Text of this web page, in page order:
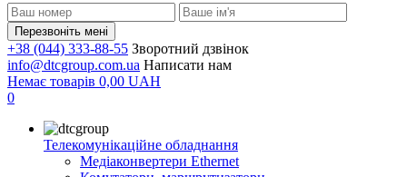
Перезвоніть мені
+38 (044) 333-88-55 Зворотний дзвінок
info@dtcgroup.com.ua Написати нам
Немає товарів 0,00 UAH
0
Телекомунікаційне обладнання
Медіаконвертери Ethernet